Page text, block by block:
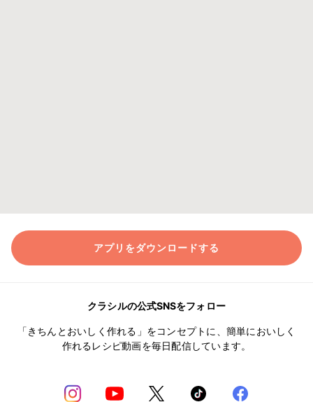
アプリをダウンロードする
クラシルの公式SNSをフォロー
「きちんとおいしく作れる」をコンセプトに、簡単においしく
作れるレシピ動画を毎日配信しています。